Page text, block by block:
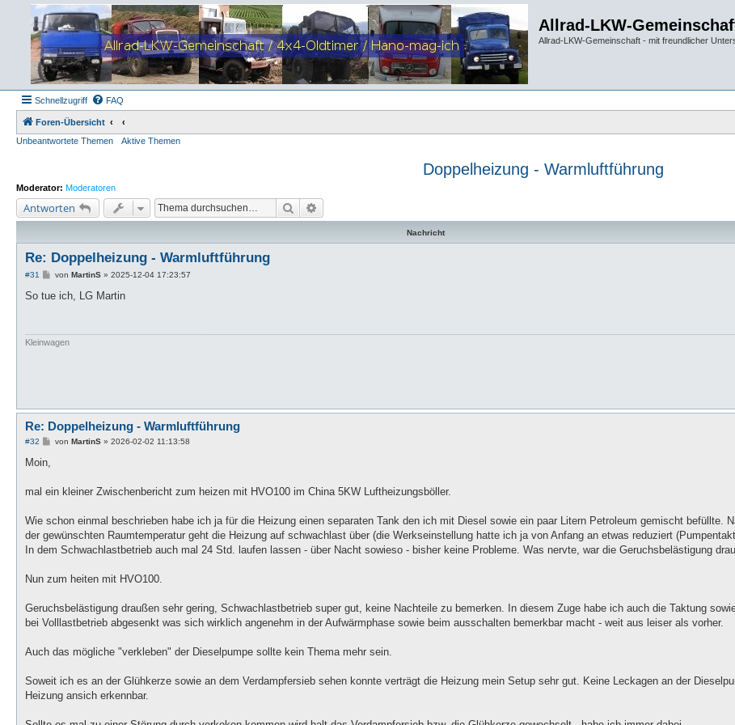
Allrad-LKW-
Allrad-LKW-Gemeinschaft - mit freundlicher
Schnellzugriff FAQ
Foren-Übersicht
Unbeantwortete Themen
Aktive Themen
Doppelheizung - Warmluftführung
Moderator: Moderatoren
Antworten Suche
Nachricht
Re: Doppelheizung - Warmluftführung
#31
B
i
von MartinS» 2025-12-04 17:23:57
So tue ich, LG Martin
Kleinwagen
Re: Doppelheizung - Warmluftführung
#32
B
a
von MartinS» 2026-02-02 11:13:58
Moin,
mal ein kleiner Zwischenbericht zum heizen mit HVO100 im China 5KW Luftheizungsböller.
Wie schon einmal beschrieben habe ich ja für die Heizung einen separaten Tank den ich mit Diesel sowie ein paar Litern Petroleum gemischt befüllte.
der gewünschten Raumtemperatur geht die Heizung auf schwachlast über (die Werkseinstellung hatte ich ja von Anfang an etwas reduziert
In dem Schwachlastbetrieb auch mal 24 Std. laufen lassen - über Nacht sowieso - bisher keine Probleme. Was nervte, war die Geruchsbelästigung
Nun zum heiten mit HVO100.
Geruchsbelästigung draußen sehr gering, Schwachlastbetrieb super gut, keine Nachteile zu bemerken. In diesem Zuge habe ich auch die Taktung
bei Volllastbetrieb abgesenkt was sich wirklich angenehm in der Aufwärmphase sowie beim ausschalten bemerkbar macht - weit aus leiser als vorher.
Auch das mögliche "verkleben" der Dieselpumpe sollte kein Thema mehr sein.
Soweit ich es an der Glühkerze sowie an dem Verdampfersieb sehen konnte verträgt die Heizung mein Setup sehr gut. Keine Leckagen an der
Heizung ansich erkennbar.